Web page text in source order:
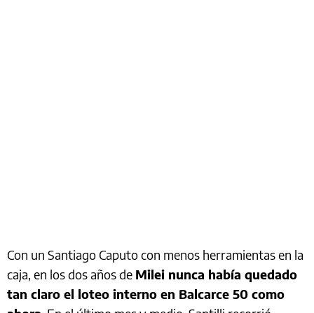
Con un Santiago Caputo con menos herramientas en la
caja, en los dos años de Milei nunca había quedado
tan claro el loteo interno en Balcarce 50 como